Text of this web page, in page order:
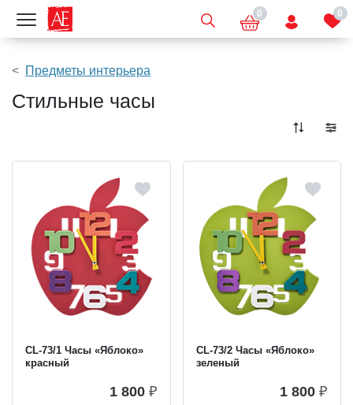
Показать меню 0 0
Предметы интерьера
Стильные часы
CL-73/1 Часы «Яблоко»
красный
1 800 ₽
CL-73/2 Часы «Яблоко»
зеленый
1 800 ₽